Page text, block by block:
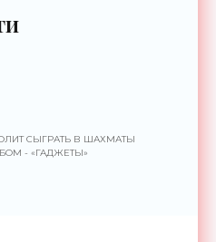
СЫГРАТЬ В ШАХМАТЫ
- «ГАДЖЕТЫ»